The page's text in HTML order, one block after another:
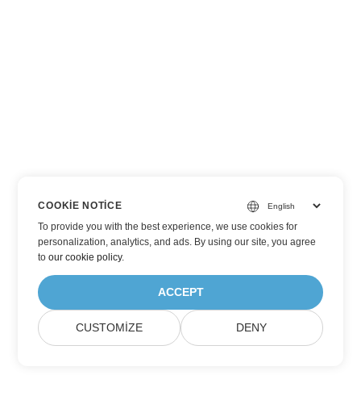
COOKIE NOTICE
To provide you with the best experience, we use cookies for
personalization, analytics, and ads. By using our site, you agree
toour cookie policy.
ACCEPT
CUSTOMIZE DENY